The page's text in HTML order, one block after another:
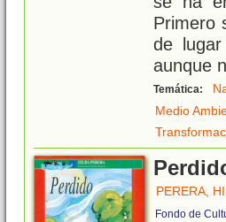
Primero
de
aunque
Temática:
Medio
PERERA,
Fondo de